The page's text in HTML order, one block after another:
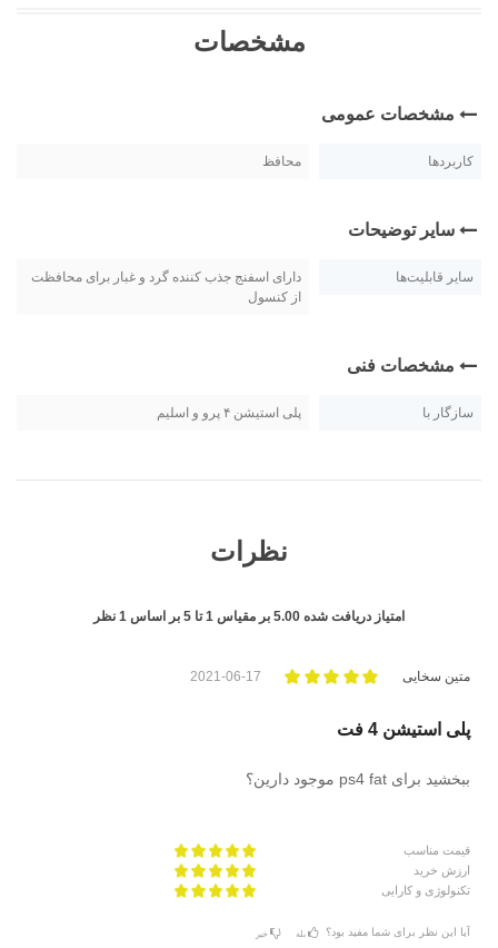
مشخصات
مشخصات عمومی
کاربردها محافظ
سایر توضیحات
سایر قابلیت‌ها
دارای اسفنج جذب کننده گرد و غبار برای محافظت
از کنسول
مشخصات فنی
سازگار با پلی استیشن ۴ پرو و اسلیم
نظرات
امتیاز دریافت شده 5.00 بر مقیاس 1تا 5 بر اساس 1 نظر
متین سخایی 2021-06-17
پلی استیشن 4 فت
ببخشید برای ps4 fat موجود دارین؟
قیمت مناسب
ارزش خرید
تکنولوژی و کارایی
آیا این نظر برای شما مفید بود؟ بله خیر